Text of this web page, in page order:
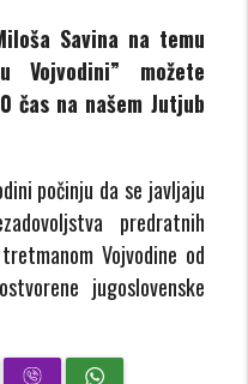
Savina na temu
Vojvodini” možete
čas na našem Jutjub
počinju da se javljaju
predratnih
Vojvodine od
jugoslovenske